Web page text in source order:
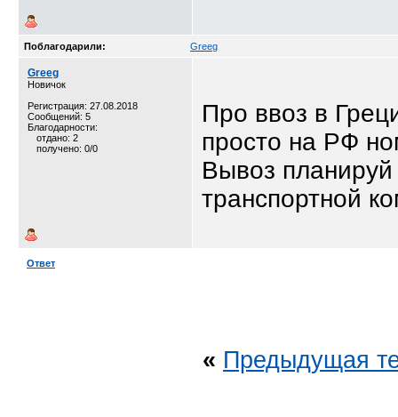
Поблагодарили: Greeg
Greeg
Новичок
Регистрация: 27.08.2018
Сообщений: 5
Благодарности:
отдано: 2
получено: 0/0
Про ввоз в
просто на РФ
Вывоз
транспортной
Ответ
« Предыдущая